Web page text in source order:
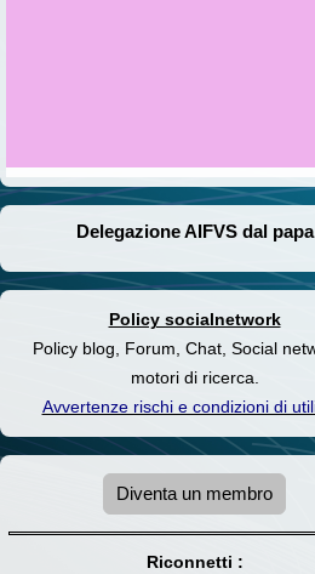
Delegazione AIFVS dal papa
Policy socialnetwork
Policy blog, Forum, Chat, Social
motori di ricerca.
Avvertenze rischi e condizioni di
Diventa un membro
Riconnetti :